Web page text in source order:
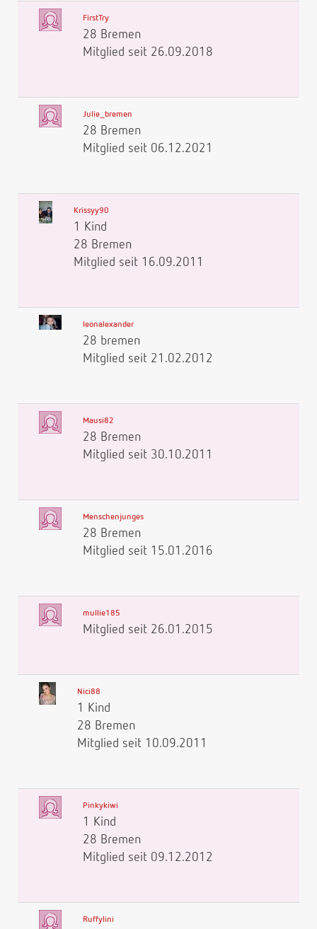
FirstTry
28 Bremen
Mitglied seit 26.09.2018
Julie_bremen
28 Bremen
Mitglied seit 06.12.2021
Krissyy90
1 Kind
28 Bremen
Mitglied seit 16.09.2011
leonalexander
28 bremen
Mitglied seit 21.02.2012
Mausi82
28 Bremen
Mitglied seit 30.10.2011
Menschenjunges
28 Bremen
Mitglied seit 15.01.2016
mullie185
Mitglied seit 26.01.2015
Nici88
1 Kind
28 Bremen
Mitglied seit 10.09.2011
Pinkykiwi
1 Kind
28 Bremen
Mitglied seit 09.12.2012
Ruffylini